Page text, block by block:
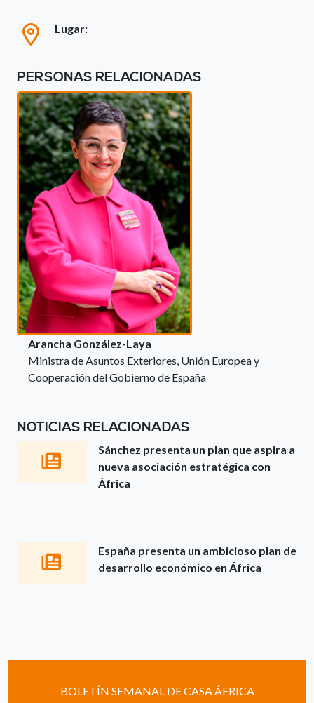
Lugar:
PERSONAS RELACIONADAS
Arancha González-Laya
Ministra de Asuntos Exteriores, Unión Europea y
Cooperación del Gobierno de España
NOTICIAS RELACIONADAS
Sánchez presenta un plan que aspira a
nueva asociación estratégica con
África
España presenta un ambicioso plan de
desarrollo económico en África
BOLETÍN SEMANAL DE CASA ÁFRICA